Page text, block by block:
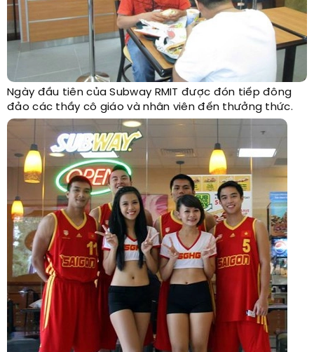
Ngày đầu tiên của Subway RMIT được đón tiếp đông
đảo các thầy cô giáo và nhân viên đến thưởng thức.